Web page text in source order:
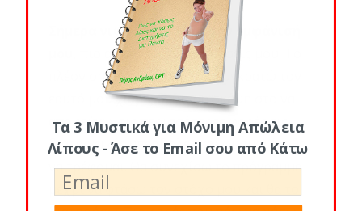
Σήμερα νιώθω άνετα με την εμφάνισή
πιο ανάλαφρη στις κινήσεις μου. Το
πλέον σημαντικό είναι ότι συγκρατώ τον
εαυτό μου χωρίς δεύτερη σκέψη στο να
αποφεύγω τις περισσότερες φορές τις
διατροφικές υπερβολές και φυσικά έμαθα
να τρέφομαι. Θα συνεχίσω το πρόγραμμα
μέχρι να φτάσω τον στόχο μου και θα το
Τα 3 Μυστικά για Μόνιμη Απώλεια
Λίπους - Άσε το Email σου από Κάτω